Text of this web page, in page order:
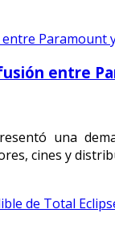
entre
una
cines y